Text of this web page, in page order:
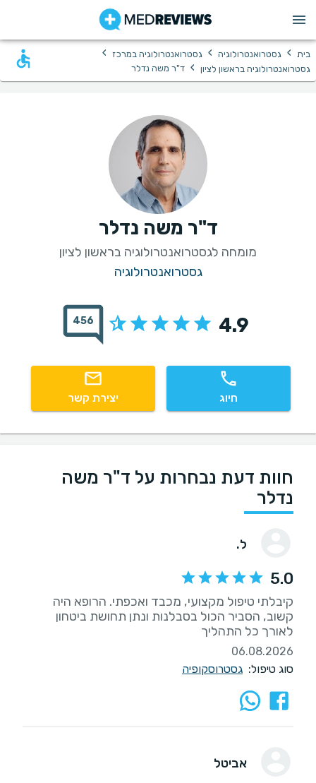
בית › גסטרואנטרולוגיה › גסטרואנטרולוגיה במרכז ›
גסטרואנטרולוגיה בראשון לציון › ד"ר משה נדלר
ד"ר משה נדלר
מומחה לגסטרואנטרולוגיה בראשון לציון
גסטרואנטרולוגיה
4.9
456
חיוג יצירת קשר
חוות דעת נבחרות על ד"ר משה
נדלר
ל.
5.0
קיבלתי טיפול מקצועי, מכבד ואכפתי. הרופא היה
קשוב, הסביר הכול בסבלנות ונתן תחושת ביטחון
לאורך כל התהליך
06.08.2026
סוג טיפול: גסטרוסקופיה
אביטל